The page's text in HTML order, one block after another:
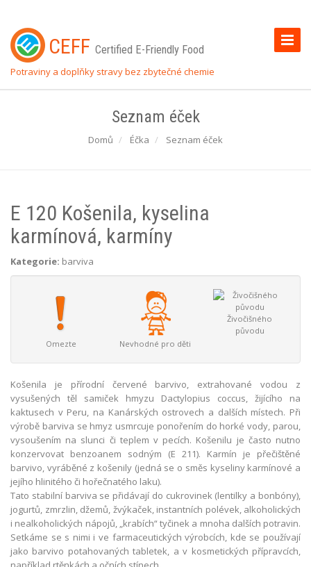
Toggle
CEFF Certified E-Friendly Food
Potraviny a doplňky stravy bez zbytečné chemie
Seznam éček
Domů Éčka Seznam éček
E 120 Košenila, kyselina
karmínová, karmíny
Kategorie: barviva
Omezte Nevhodné pro děti
Živočišného
původu
Košenila je přírodní červené barvivo, extrahované vodou z
vysušených těl samiček hmyzu Dactylopius coccus, žijícího na
kaktusech v Peru, na Kanárských ostrovech a dalších místech. Při
výrobě barviva se hmyz usmrcuje ponořením do horké vody, parou,
vysoušením na slunci či teplem v pecích. Košenilu je často nutno
konzervovat benzoanem sodným (E 211). Karmín je přečištěné
barvivo, vyráběné z košenily (jedná se o směs kyseliny karmínové a
jejího hlinitého či hořečnatého laku).
Tato stabilní barviva se přidávají do cukrovinek (lentilky a bonbóny),
jogurtů, zmrzlin, džemů, žvýkaček, instantních polévek, alkoholických
i nealkoholických nápojů, „krabích“ tyčinek a mnoha dalších potravin.
Setkáme se s nimi i ve farmaceutických výrobcích, kde se používají
jako barvivo potahovaných tabletek, a v kosmetických přípravcích,